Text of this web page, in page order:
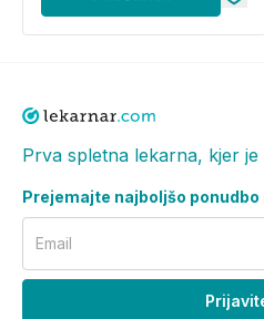
SATIVA (OAT) LEAF/
BIENNIS (EVENING
BIENNIS OIL).
POLYISOBUTENE.
ISOSTEARATE.
Prva spletna lekarna, kjer
Prejemajte najboljšo ponudbo
Email